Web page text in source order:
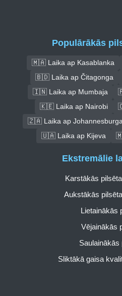
Populārākās
🇲🇦 Laika ap Kasablanka
🇧🇩 Laika ap Čitagonga
🇮🇳 Laika ap Mumbaja
🇰🇪 Laika ap Nairobi
🇿🇦 Laika ap Johannesburga
🇺🇦 Laika ap Kijeva
Ekstremālie
Karstākās
Aukstākās
Lietainākās
Vējainākās
Saulainākās
Sliktākā gaisa